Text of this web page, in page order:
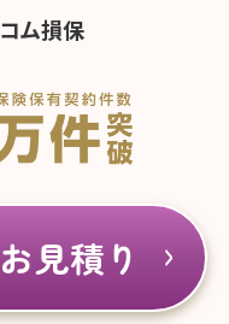
ム損保
お見積り